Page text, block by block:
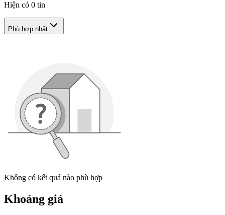
Hiện có 0 tin
Phù hợp nhất
Không có kết quả nào phù hợp
Khoảng giá